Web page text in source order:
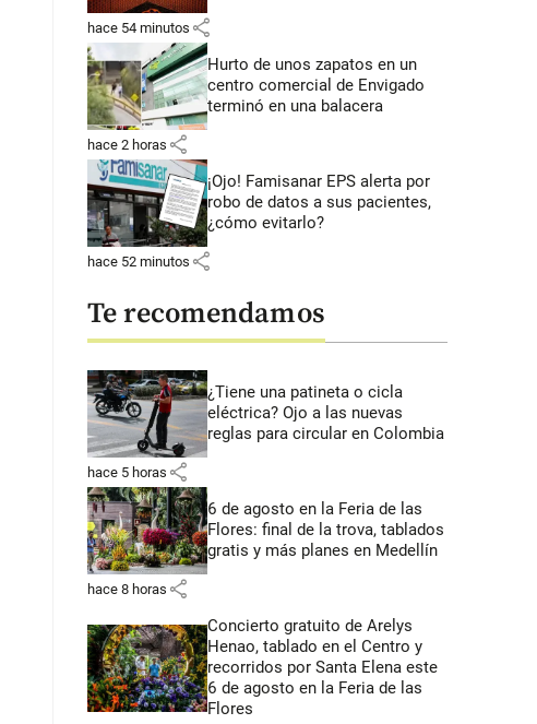
hace 54 minutos share
Hurto de unos zapatos en un
centro comercial de Envigado
terminó en una balacera
hace 2 horas share
¡Ojo! Famisanar EPS alerta por
robo de datos a sus pacientes,
¿cómo evitarlo?
hace 52 minutos share
Te recomendamos
¿Tiene una patineta o cicla
eléctrica? Ojo a las nuevas
reglas para circular en Colombia
hace 5 horas share
6 de agosto en la Feria de las
Flores: final de la trova, tablados
gratis y más planes en Medellín
hace 8 horas share
Concierto gratuito de Arelys
Henao, tablado en el Centro y
recorridos por Santa Elena este
6 de agosto en la Feria de las
Flores